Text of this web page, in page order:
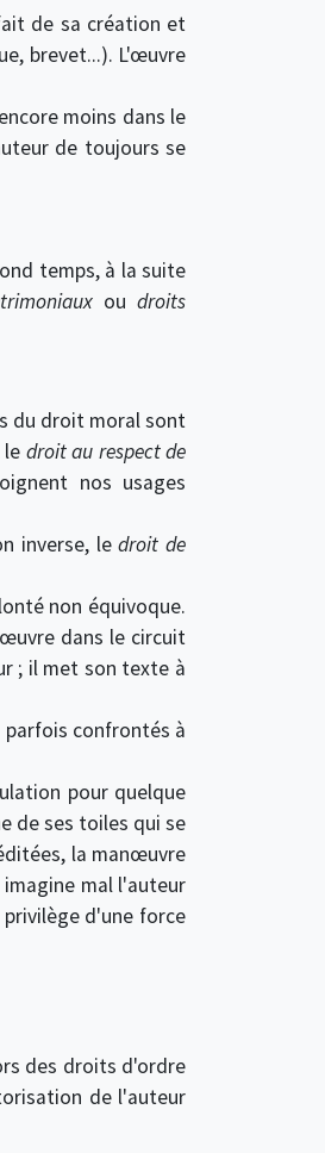
de sa création et
brevet...). L'œuvre
moins dans le
de toujours se
temps, à la suite
oudroits
du droit moral sont
droit au respect de
nos usages
inverse, ledroit de
non équivoque.
dans le circuit
; il met son texte à
parfois confrontés à
pour quelque
de ses toiles qui se
la manœuvre
mal l'auteur
d'une force
des droits d'ordre
de l'auteur